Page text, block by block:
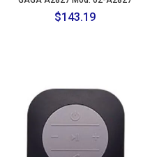
$143.19